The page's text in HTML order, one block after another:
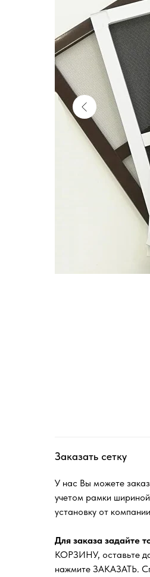
Заказать сетку
У нас Вы можете
учетом рамки
установку от
Для заказа задайте
КОРЗИНУ, оставьте
нажмите ЗАКАЗАТЬ.